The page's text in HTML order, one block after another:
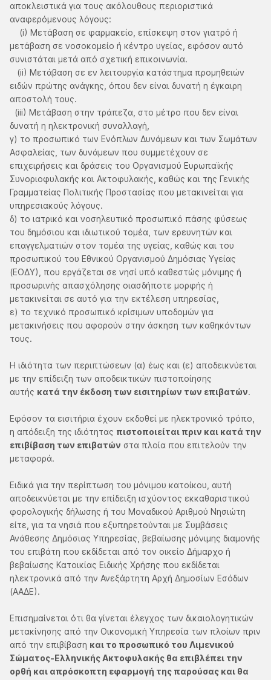
αποκλειστικά για τους ακόλουθους περιοριστικά
αναφερόμενους λόγους:
(i) Μετάβαση σε φαρμακείο, επίσκεψη στον γιατρό ή
μετάβαση σε νοσοκομείο ή κέντρο υγείας, εφόσον αυτό
συνιστάται μετά από σχετική επικοινωνία.
(ii) Μετάβαση σε εν λειτουργία κατάστημα προμηθειών
ειδών πρώτης ανάγκης, όπου δεν είναι δυνατή η έγκαιρη
αποστολή τους.
(iii) Μετάβαση στην τράπεζα, στο μέτρο που δεν είναι
δυνατή η ηλεκτρονική συναλλαγή,
γ) το προσωπικό των Ενόπλων Δυνάμεων και των Σωμάτων
Ασφαλείας, των δυνάμεων που συμμετέχουν σε
επιχειρήσεις και δράσεις του Οργανισμού Ευρωπαϊκής
Συνοριοφυλακής και Ακτοφυλακής, καθώς και της Γενικής
Γραμματείας Πολιτικής Προστασίας που μετακινείται για
υπηρεσιακούς λόγους.
δ) το ιατρικό και νοσηλευτικό προσωπικό πάσης φύσεως
του δημόσιου και ιδιωτικού τομέα, των ερευνητών και
επαγγελματιών στον τομέα της υγείας, καθώς και του
προσωπικού του Εθνικού Οργανισμού Δημόσιας Υγείας
(ΕΟΔΥ), που εργάζεται σε νησί υπό καθεστώς μόνιμης ή
προσωρινής απασχόλησης οιασδήποτε μορφής ή
μετακινείται σε αυτό για την εκτέλεση υπηρεσίας,
ε) το τεχνικό προσωπικό κρίσιμων υποδομών για
μετακινήσεις που αφορούν στην άσκηση των καθηκόντων
τους.
Η ιδιότητα των περιπτώσεων (α) έως και (ε) αποδεικνύεται
με την επίδειξη των αποδεικτικών πιστοποίησης
αυτής κατά την έκδοση των εισιτηρίων των επιβατών.
Εφόσον τα εισιτήρια έχουν εκδοθεί με ηλεκτρονικό τρόπο,
η απόδειξη της ιδιότητας πιστοποιείται πριν και κατά την
επιβίβαση των επιβατών στα πλοία που επιτελούν την
μεταφορά.
Ειδικά για την περίπτωση του μόνιμου κατοίκου, αυτή
αποδεικνύεται με την επίδειξη ισχύοντος εκκαθαριστικού
φορολογικής δήλωσης ή του Μοναδικού Αριθμού Νησιώτη
είτε, για τα νησιά που εξυπηρετούνται με Συμβάσεις
Ανάθεσης Δημόσιας Υπηρεσίας, βεβαίωσης μόνιμης διαμονής
του επιβάτη που εκδίδεται από τον οικείο Δήμαρχο ή
βεβαίωσης Κατοικίας Ειδικής Χρήσης που εκδίδεται
ηλεκτρονικά από την Ανεξάρτητη Αρχή Δημοσίων Εσόδων
(ΑΑΔΕ).
Επισημαίνεται ότι θα γίνεται έλεγχος των δικαιολογητικών
μετακίνησης από την Οικονομική Υπηρεσία των πλοίων πριν
από την επιβίβαση και το προσωπικό του Λιμενικού
Σώματος-Ελληνικής Ακτοφυλακής θα επιβλέπει την
ορθή και απρόσκοπτη εφαρμογή της παρούσας και θα